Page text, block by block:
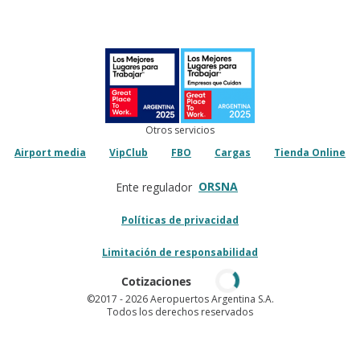
Otros servicios
Airport media
VipClub FBO Cargas Tienda Online
Ente regulador ORSNA
Políticas de privacidad
Limitación de responsabilidad
Cotizaciones
©2017 - 2026 Aeropuertos Argentina S.A.
Todos los derechos reservados